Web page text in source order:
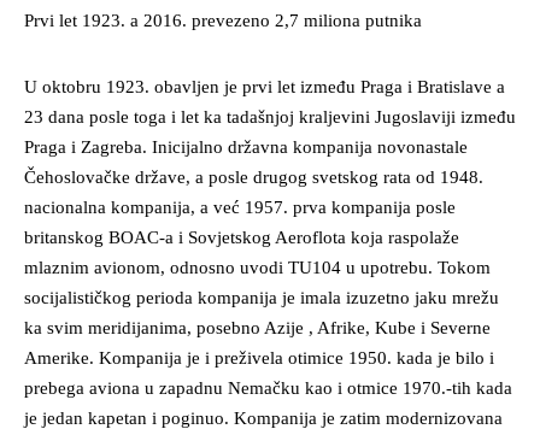
Prvi let 1923. a 2016. prevezeno 2,7 miliona putnika
U oktobru 1923. obavljen je prvi let između Praga i Bratislave a
23 dana posle toga i let ka tadašnjoj kraljevini Jugoslaviji između
Praga i Zagreba. Inicijalno državna kompanija novonastale
Čehoslovačke države, a posle drugog svetskog rata od 1948.
nacionalna kompanija, a već 1957. prva kompanija posle
britanskog BOAC-a i Sovjetskog Aeroflota koja raspolaže
mlaznim avionom, odnosno uvodi TU104 u upotrebu. Tokom
socijalističkog perioda kompanija je imala izuzetno jaku mrežu
ka svim meridijanima, posebno Azije , Afrike, Kube i Severne
Amerike. Kompanija je i preživela otimice 1950. kada je bilo i
prebega aviona u zapadnu Nemačku kao i otmice 1970.-tih kada
je jedan kapetan i poginuo. Kompanija je zatim modernizovana